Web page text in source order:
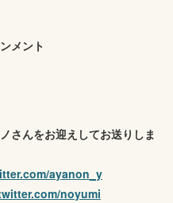
メント
さんをお迎えしてお送りしま
ayanon_y
noyumi